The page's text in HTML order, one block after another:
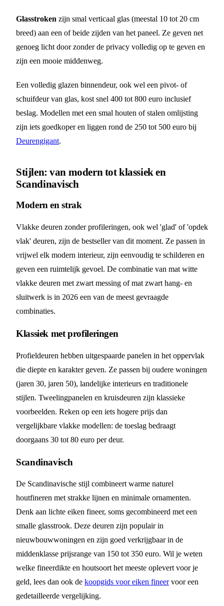
Glasstroken zijn smal verticaal glas (meestal 10 tot 20 cm
breed) aan een of beide zijden van het paneel. Ze geven net
genoeg licht door zonder de privacy volledig op te geven en
zijn een mooie middenweg.
Een volledig glazen binnendeur, ook wel een pivot- of
schuifdeur van glas, kost snel 400 tot 800 euro inclusief
beslag. Modellen met een smal houten of stalen omlijsting
zijn iets goedkoper en liggen rond de 250 tot 500 euro bij
Deurengigant.
Stijlen: van modern tot klassiek en
Scandinavisch
Modern en strak
Vlakke deuren zonder profileringen, ook wel 'glad' of 'opdek
vlak' deuren, zijn de bestseller van dit moment. Ze passen in
vrijwel elk modern interieur, zijn eenvoudig te schilderen en
geven een ruimtelijk gevoel. De combinatie van mat witte
vlakke deuren met zwart messing of mat zwart hang- en
sluitwerk is in 2026 een van de meest gevraagde
combinaties.
Klassiek met profileringen
Profieldeuren hebben uitgespaarde panelen in het oppervlak
die diepte en karakter geven. Ze passen bij oudere woningen
(jaren 30, jaren 50), landelijke interieurs en traditionele
stijlen. Tweelingpanelen en kruisdeuren zijn klassieke
voorbeelden. Reken op een iets hogere prijs dan
vergelijkbare vlakke modellen: de toeslag bedraagt
doorgaans 30 tot 80 euro per deur.
Scandinavisch
De Scandinavische stijl combineert warme naturel
houtfineren met strakke lijnen en minimale ornamenten.
Denk aan lichte eiken fineer, soms gecombineerd met een
smalle glasstrook. Deze deuren zijn populair in
nieuwbouwwoningen en zijn goed verkrijgbaar in de
middenklasse prijsrange van 150 tot 350 euro. Wil je weten
welke fineerdikte en houtsoort het meeste oplevert voor je
geld, lees dan ook de koopgids voor eiken fineervoor een
gedetailleerde vergelijking.